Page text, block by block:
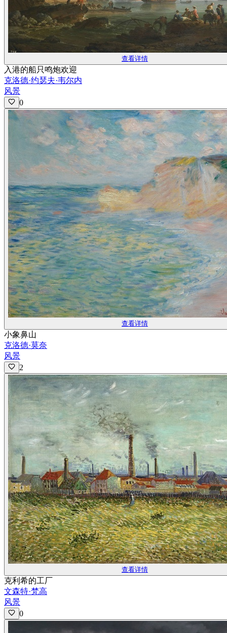
查看详情
入港的船只鸣炮欢迎
克洛德·约瑟夫·韦尔内
风景
0
查看详情
小象鼻山
克洛德·莫奈
风景
2
查看详情
克利希的工厂
文森特·梵高
风景
0